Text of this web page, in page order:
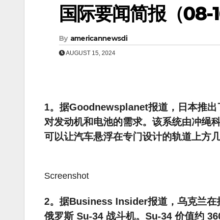
国际要闻简报（
By americannewsdi
AUGUST 15, 2024
1。据Goodnewsplanet报道，日本推
对发动机和电池的需求。该系统由冲绳
可以让汽车悬浮在专门设计的轨道上方
Screenshot
2。据Business Insider报道，乌克兰在
俄罗斯 Su-34 战斗机。Su-34 价值约